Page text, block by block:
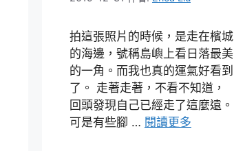
拍這張照片的時候，是走在檳城
的海邊，號稱島嶼上看日落最美
的一角。而我也真的運氣好看到
了。 走著走著，不看不知道，
回頭發現自己已經走了這麼遠。
可是有些腳 … 閱讀更多